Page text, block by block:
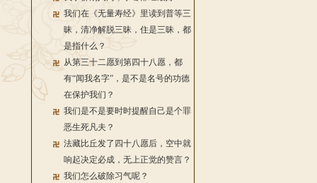
我们在《无量寿经》里读到普等三
昧，清净解脱三昧，住是三昧，都
是指什么？
从第三十二愿到第四十八愿，都
有“闻我名字”，是不是名号的功德
在保护我们？
我们是不是要时时提醒自己是个罪
恶生死凡夫？
法藏比丘发了四十八愿后，空中就
响起决定必成，无上正觉的赞言？
我们怎么破除习气呢？